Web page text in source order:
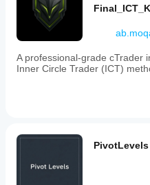
A professional-grade cTrader
Inner Circle Trader (ICT)
PivotLevels